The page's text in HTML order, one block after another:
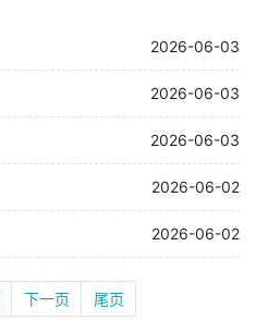
2026-06-03
2026-06-03
2026-06-03
2026-06-02
2026-06-02
下一页 尾页